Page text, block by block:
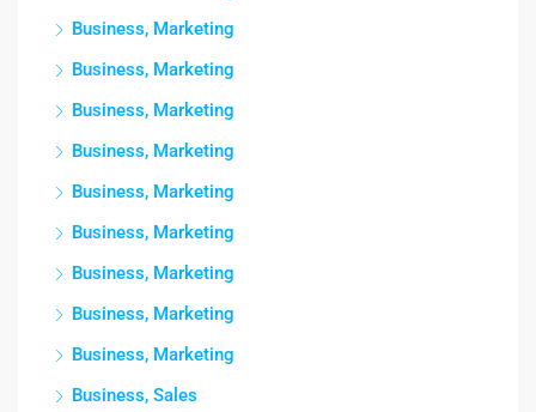
Business, Marketing
Business, Marketing
Business, Marketing
Business, Marketing
Business, Marketing
Business, Marketing
Business, Marketing
Business, Marketing
Business, Marketing
Business, Sales